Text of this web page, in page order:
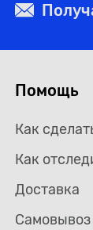
Помощь
Как
Как
Доставка
Самовывоз